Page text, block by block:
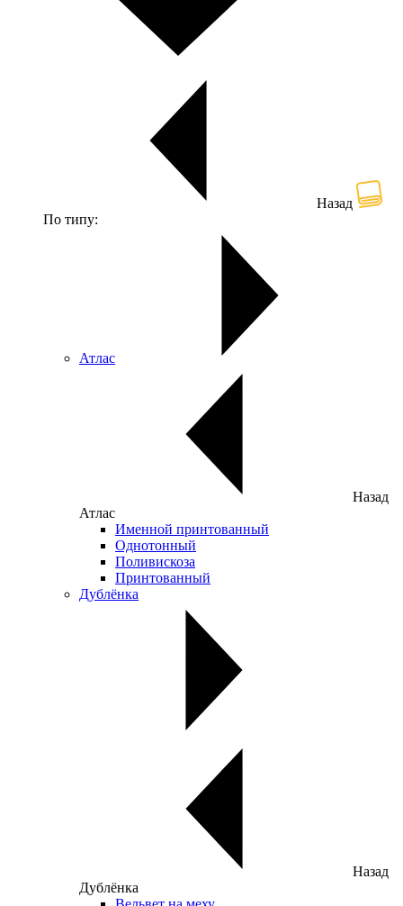
Назад
По типу:
Атлас
Назад
Атлас
Именной принтованный
Однотонный
Поливискоза
Принтованный
Дублёнка
Назад
Дублёнка